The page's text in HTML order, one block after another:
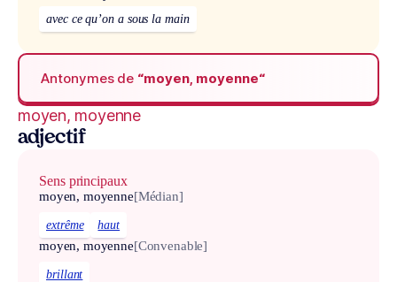
avec ce qu’on a sous la main
Antonymes de “moyen, moyenne“
moyen, moyenne
adjectif
Sens principaux
moyen, moyenne[Médian]
extrême haut
moyen, moyenne[Convenable]
brillant